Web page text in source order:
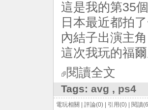
這是我的第35
日本最近都拍
內結子出演主角
這次我玩的福
閱讀全文
Tags: avg , ps4
電玩相關 評論(0) 引用(0) 閱讀